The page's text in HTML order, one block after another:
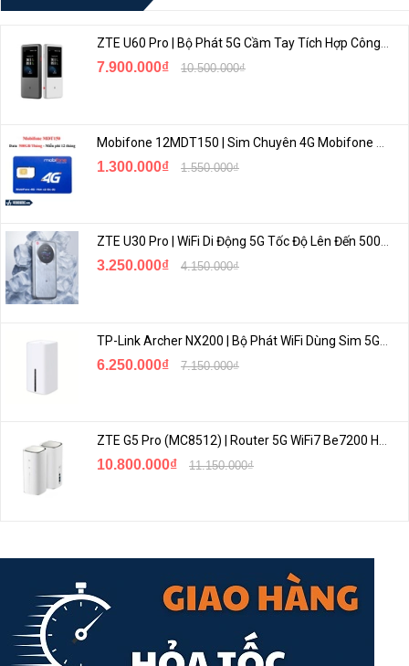
Chế Độ Hoạt Động
Thiết bị có thể hoạt động ở các chế độ:
Chế độ Router: Kết nối với Ethernet để tạo ngay một mạng Wi-Fi riêng tư
Chế độ Điểm Truy Cập: Tạo nên một điểm truy cập Wi-Fi mới
Chế độ Mở Rộng Sóng: Tăng cường vùng phủ Wi-Fi hiện có trong phòng
ZTE U60 Pro | Bộ Phát 5G Cầm Tay Tích Hợp Công Nghệ WiFi 7, Pin 10000mAh
7.900.000₫ 10.500.000₫
1.300.000₫ 1.550.000₫
ZTE U30 Pro | WiFi Di Động 5G Tốc Độ Lên Đến 500Mbps, Màn Hình Cảm Ứng
3.250.000₫ 4.150.000₫
6.250.000₫ 7.150.000₫
10.800.000₫ 11.150.000₫